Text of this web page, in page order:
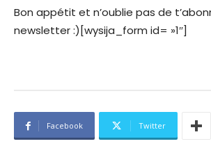
Bon appétit et n’oublie pas de
newsletter :)[wysija_form id= »1″]
Facebook Twitter